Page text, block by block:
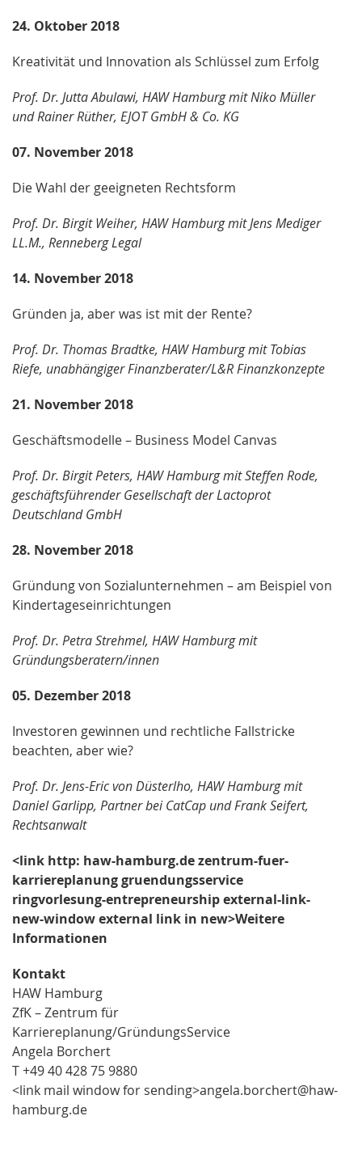
24. Oktober 2018
Kreativität und Innovation als Schlüssel zum Erfolg
Prof. Dr. Jutta Abulawi, HAW Hamburg mit Niko Müller
und Rainer Rüther, EJOT GmbH & Co. KG
07. November 2018
Die Wahl der geeigneten Rechtsform
Prof. Dr. Birgit Weiher, HAW Hamburg mit Jens Mediger
LL.M., Renneberg Legal
14. November 2018
Gründen ja, aber was ist mit der Rente?
Prof. Dr. Thomas Bradtke, HAW Hamburg mit Tobias
Riefe, unabhängiger Finanzberater/L&R Finanzkonzepte
21. November 2018
Geschäftsmodelle – Business Model Canvas
Prof. Dr. Birgit Peters, HAW Hamburg mit Steffen Rode,
geschäftsführender Gesellschaft der Lactoprot
Deutschland GmbH
28. November 2018
Gründung von Sozialunternehmen – am Beispiel von
Kindertageseinrichtungen
Prof. Dr. Petra Strehmel, HAW Hamburg mit
Gründungsberatern/innen
05. Dezember 2018
Investoren gewinnen und rechtliche Fallstricke
beachten, aber wie?
Prof. Dr. Jens-Eric von Düsterlho, HAW Hamburg mit
Daniel Garlipp, Partner bei CatCap und Frank Seifert,
Rechtsanwalt
<link http: haw-hamburg.de zentrum-fuer-
karriereplanung gruendungsservice
ringvorlesung-entrepreneurship external-link-
new-window external link in new>Weitere
Informationen
Kontakt
HAW Hamburg
ZfK – Zentrum für
Karriereplanung/GründungsService
Angela Borchert
T +49 40 428 75 9880
<link mail window for sending>angela.borchert@haw-
hamburg.de